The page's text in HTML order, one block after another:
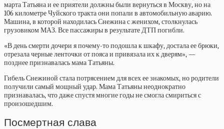
марта Татьяна и ее приятели должны были вернуться в Москву, но на
106 километре Чуйского тракта они попали в автомобильную аварию.
Машина, в которой находилась Снежина с женихом, столкнулась
грузовиком МАЗ. Все пассажиры в результате ДТП погибли.
«В день смерти дочери я почему-то подошла к шкафу, достала ее брюки,
отрезала черные ленточки от пояса и привязала их к дверям», —
позднее признавалась мама Татьяны.
Гибель Снежиной стала потрясением для всех ее знакомых, но родители
получили самый мощный удар. Мама Татьяны неоднократно
признавалась, что даже спустя многие годы не смогла смириться с
произошедшим.
Посмертная слава